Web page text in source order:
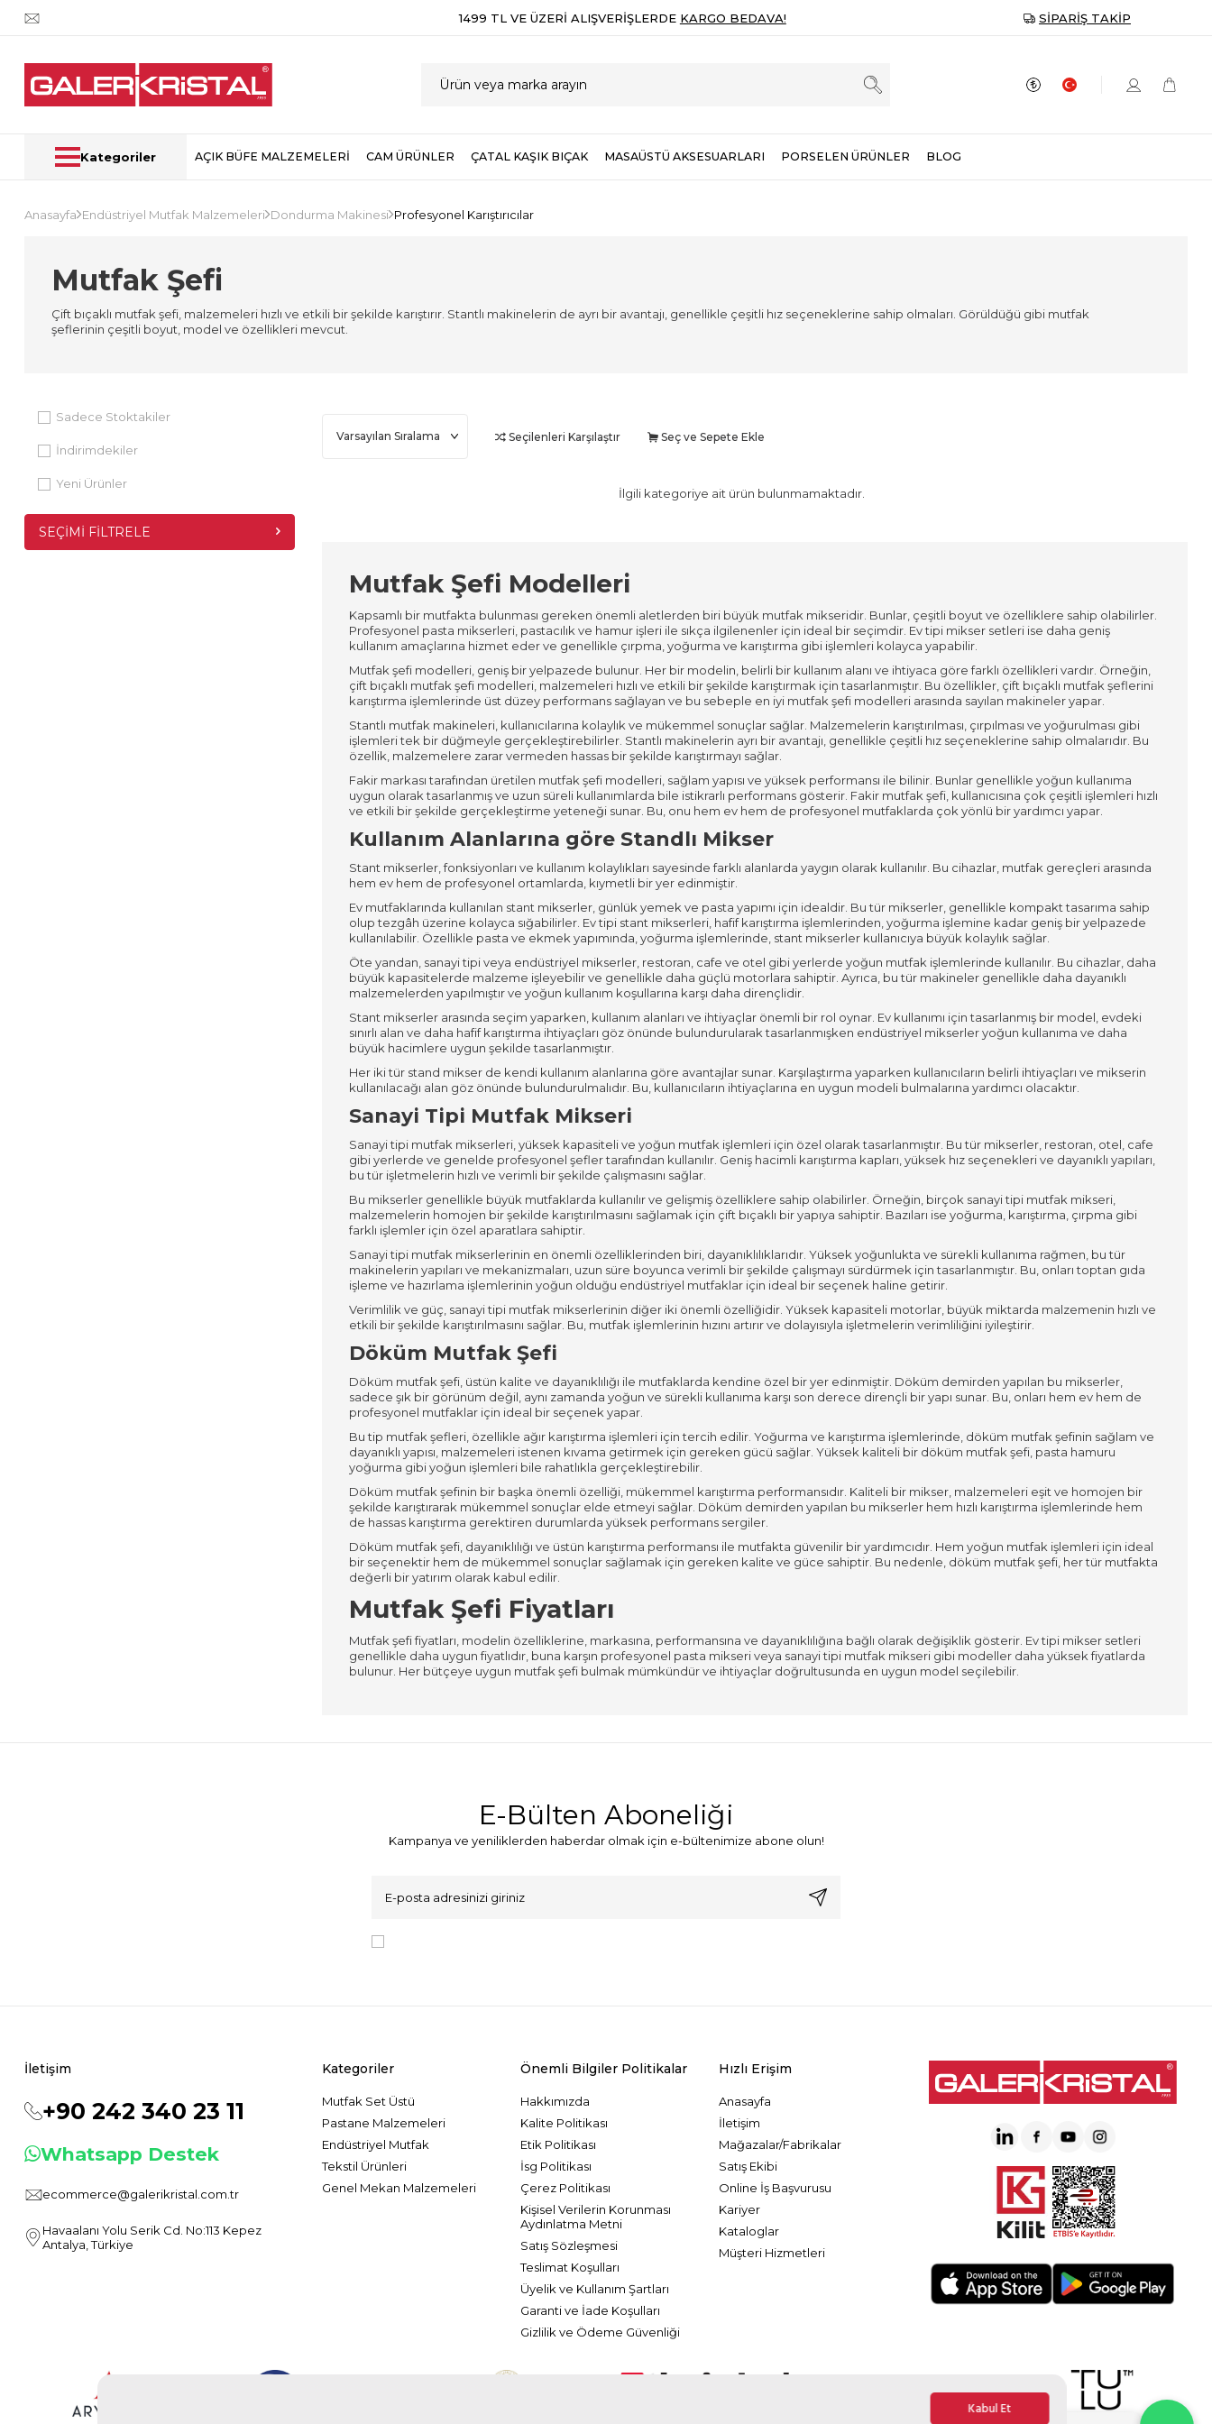
Kabul Et
1499 TL VE ÜZERI ALIŞVERIŞLERDE KARGO BEDAVA! SIPARIŞ TAKIP
Kategoriler AÇIK BÜFE MALZEMELERİ CAM ÜRÜNLER ÇATAL KAŞIK BIÇAK MASAÜSTÜ AKSESUARLARI PORSELEN ÜRÜNLER BLOG
Anasayfa Endüstriyel Mutfak Malzemeleri Dondurma Makinesi Profesyonel Karıştırıcılar
Mutfak Şefi
Çift bıçaklı mutfak şefi, malzemeleri hızlı ve etkili bir şekilde karıştırır. Stantlı makinelerin de ayrı bir avantajı, genellikle çeşitli hız seçeneklerine sahip olmaları. Görüldüğü gibi mutfak
şeflerinin çeşitli boyut, model ve özellikleri mevcut.
Sadece Stoktakiler
İndirimdekiler
Yeni Ürünler
SEÇIMI FILTRELE
Seçilenleri Karşılaştır Seç ve Sepete Ekle
İlgili kategoriye ait ürün bulunmamaktadır.
Mutfak Şefi Modelleri
Kapsamlı bir mutfakta bulunması gereken önemli aletlerden biri büyük mutfak mikseridir. Bunlar, çeşitli boyut ve özelliklere sahip olabilirler.
Profesyonel pasta mikserleri, pastacılık ve hamur işleri ile sıkça ilgilenenler için ideal bir seçimdir. Ev tipi mikser setleri ise daha geniş
kullanım amaçlarına hizmet eder ve genellikle çırpma, yoğurma ve karıştırma gibi işlemleri kolayca yapabilir.
Mutfak şefi modelleri, geniş bir yelpazede bulunur. Her bir modelin, belirli bir kullanım alanı ve ihtiyaca göre farklı özellikleri vardır. Örneğin,
çift bıçaklı mutfak şefi modelleri, malzemeleri hızlı ve etkili bir şekilde karıştırmak için tasarlanmıştır. Bu özellikler, çift bıçaklı mutfak şeflerini
karıştırma işlemlerinde üst düzey performans sağlayan ve bu sebeple en iyi mutfak şefi modelleri arasında sayılan makineler yapar.
Stantlı mutfak makineleri, kullanıcılarına kolaylık ve mükemmel sonuçlar sağlar. Malzemelerin karıştırılması, çırpılması ve yoğurulması gibi
işlemleri tek bir düğmeyle gerçekleştirebilirler. Stantlı makinelerin ayrı bir avantajı, genellikle çeşitli hız seçeneklerine sahip olmalarıdır. Bu
özellik, malzemelere zarar vermeden hassas bir şekilde karıştırmayı sağlar.
Fakir markası tarafından üretilen mutfak şefi modelleri, sağlam yapısı ve yüksek performansı ile bilinir. Bunlar genellikle yoğun kullanıma
uygun olarak tasarlanmış ve uzun süreli kullanımlarda bile istikrarlı performans gösterir. Fakir mutfak şefi, kullanıcısına çok çeşitli işlemleri hızlı
ve etkili bir şekilde gerçekleştirme yeteneği sunar. Bu, onu hem ev hem de profesyonel mutfaklarda çok yönlü bir yardımcı yapar.
Kullanım Alanlarına göre Standlı Mikser
Stant mikserler, fonksiyonları ve kullanım kolaylıkları sayesinde farklı alanlarda yaygın olarak kullanılır. Bu cihazlar, mutfak gereçleri arasında
hem ev hem de profesyonel ortamlarda, kıymetli bir yer edinmiştir.
Ev mutfaklarında kullanılan stant mikserler, günlük yemek ve pasta yapımı için idealdir. Bu tür mikserler, genellikle kompakt tasarıma sahip
olup tezgâh üzerine kolayca sığabilirler. Ev tipi stant mikserleri, hafif karıştırma işlemlerinden, yoğurma işlemine kadar geniş bir yelpazede
kullanılabilir. Özellikle pasta ve ekmek yapımında, yoğurma işlemlerinde, stant mikserler kullanıcıya büyük kolaylık sağlar.
Öte yandan, sanayi tipi veya endüstriyel mikserler, restoran, cafe ve otel gibi yerlerde yoğun mutfak işlemlerinde kullanılır. Bu cihazlar, daha
büyük kapasitelerde malzeme işleyebilir ve genellikle daha güçlü motorlara sahiptir. Ayrıca, bu tür makineler genellikle daha dayanıklı
malzemelerden yapılmıştır ve yoğun kullanım koşullarına karşı daha dirençlidir.
Stant mikserler arasında seçim yaparken, kullanım alanları ve ihtiyaçlar önemli bir rol oynar. Ev kullanımı için tasarlanmış bir model, evdeki
sınırlı alan ve daha hafif karıştırma ihtiyaçları göz önünde bulundurularak tasarlanmışken endüstriyel mikserler yoğun kullanıma ve daha
büyük hacimlere uygun şekilde tasarlanmıştır.
Her iki tür stand mikser de kendi kullanım alanlarına göre avantajlar sunar. Karşılaştırma yaparken kullanıcıların belirli ihtiyaçları ve mikserin
kullanılacağı alan göz önünde bulundurulmalıdır. Bu, kullanıcıların ihtiyaçlarına en uygun modeli bulmalarına yardımcı olacaktır.
Sanayi Tipi Mutfak Mikseri
Sanayi tipi mutfak mikserleri, yüksek kapasiteli ve yoğun mutfak işlemleri için özel olarak tasarlanmıştır. Bu tür mikserler, restoran, otel, cafe
gibi yerlerde ve genelde profesyonel şefler tarafından kullanılır. Geniş hacimli karıştırma kapları, yüksek hız seçenekleri ve dayanıklı yapıları,
bu tür işletmelerin hızlı ve verimli bir şekilde çalışmasını sağlar.
Bu mikserler genellikle büyük mutfaklarda kullanılır ve gelişmiş özelliklere sahip olabilirler. Örneğin, birçok sanayi tipi mutfak mikseri,
malzemelerin homojen bir şekilde karıştırılmasını sağlamak için çift bıçaklı bir yapıya sahiptir. Bazıları ise yoğurma, karıştırma, çırpma gibi
farklı işlemler için özel aparatlara sahiptir.
Sanayi tipi mutfak mikserlerinin en önemli özelliklerinden biri, dayanıklılıklarıdır. Yüksek yoğunlukta ve sürekli kullanıma rağmen, bu tür
makinelerin yapıları ve mekanizmaları, uzun süre boyunca verimli bir şekilde çalışmayı sürdürmek için tasarlanmıştır. Bu, onları toptan gıda
işleme ve hazırlama işlemlerinin yoğun olduğu endüstriyel mutfaklar için ideal bir seçenek haline getirir.
Verimlilik ve güç, sanayi tipi mutfak mikserlerinin diğer iki önemli özelliğidir. Yüksek kapasiteli motorlar, büyük miktarda malzemenin hızlı ve
etkili bir şekilde karıştırılmasını sağlar. Bu, mutfak işlemlerinin hızını artırır ve dolayısıyla işletmelerin verimliliğini iyileştirir.
Döküm Mutfak Şefi
Döküm mutfak şefi, üstün kalite ve dayanıklılığı ile mutfaklarda kendine özel bir yer edinmiştir. Döküm demirden yapılan bu mikserler,
sadece şık bir görünüm değil, aynı zamanda yoğun ve sürekli kullanıma karşı son derece dirençli bir yapı sunar. Bu, onları hem ev hem de
profesyonel mutfaklar için ideal bir seçenek yapar.
Bu tip mutfak şefleri, özellikle ağır karıştırma işlemleri için tercih edilir. Yoğurma ve karıştırma işlemlerinde, döküm mutfak şefinin sağlam ve
dayanıklı yapısı, malzemeleri istenen kıvama getirmek için gereken gücü sağlar. Yüksek kaliteli bir döküm mutfak şefi, pasta hamuru
yoğurma gibi yoğun işlemleri bile rahatlıkla gerçekleştirebilir.
Döküm mutfak şefinin bir başka önemli özelliği, mükemmel karıştırma performansıdır. Kaliteli bir mikser, malzemeleri eşit ve homojen bir
şekilde karıştırarak mükemmel sonuçlar elde etmeyi sağlar. Döküm demirden yapılan bu mikserler hem hızlı karıştırma işlemlerinde hem
de hassas karıştırma gerektiren durumlarda yüksek performans sergiler.
Döküm mutfak şefi, dayanıklılığı ve üstün karıştırma performansı ile mutfakta güvenilir bir yardımcıdır. Hem yoğun mutfak işlemleri için ideal
bir seçenektir hem de mükemmel sonuçlar sağlamak için gereken kalite ve güce sahiptir. Bu nedenle, döküm mutfak şefi, her tür mutfakta
değerli bir yatırım olarak kabul edilir.
Mutfak Şefi Fiyatları
Mutfak şefi fiyatları, modelin özelliklerine, markasına, performansına ve dayanıklılığına bağlı olarak değişiklik gösterir. Ev tipi mikser setleri
genellikle daha uygun fiyatlıdır, buna karşın profesyonel pasta mikseri veya sanayi tipi mutfak mikseri gibi modeller daha yüksek fiyatlarda
bulunur. Her bütçeye uygun mutfak şefi bulmak mümkündür ve ihtiyaçlar doğrultusunda en uygun model seçilebilir.
E-Bülten Aboneliği
Kampanya ve yeniliklerden haberdar olmak için e-bültenimize abone olun!
İletişim
+90 242 340 23 11
Whatsapp Destek
ecommerce@galerikristal.com.tr
Havaalanı Yolu Serik Cd. No:113 Kepez
Antalya, Türkiye
Kategoriler
Mutfak Set Üstü
Pastane Malzemeleri
Endüstriyel Mutfak
Tekstil Ürünleri
Genel Mekan Malzemeleri
Önemli Bilgiler Politikalar
Hakkımızda
Kalite Politikası
Etik Politikası
İsg Politikası
Çerez Politikası
Kişisel Verilerin Korunması
Aydınlatma Metni
Satış Sözleşmesi
Teslimat Koşulları
Üyelik ve Kullanım Şartları
Garanti ve İade Koşulları
Gizlilik ve Ödeme Güvenliği
Hızlı Erişim
Anasayfa
İletişim
Mağazalar/Fabrikalar
Satış Ekibi
Online İş Başvurusu
Kariyer
Kataloglar
Müşteri Hizmetleri